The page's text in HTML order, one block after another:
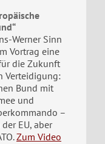
Werner Sinn
Vortrag eine
die Zukunft
Verteidigung:
Bund mit
und
–
EU, aber
Zum Video